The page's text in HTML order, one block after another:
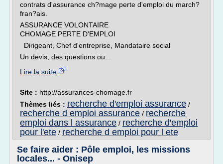
contrats d'assurance ch?mage perte d'emploi du march?
fran?ais.
ASSURANCE VOLONTAIRE
CHOMAGE PERTE D'EMPLOI
Dirigeant, Chef d'entreprise, Mandataire social
Un devis, des questions ou...
Lire la suite
Site : http://assurances-chomage.fr
Thèmes liés : recherche d'emploi assurance /
recherche d emploi assurance / recherche
emploi dans l assurance / recherche d'emploi
pour l'ete / recherche d emploi pour l ete
Se faire aider : Pôle emploi, les missions
locales... - Onisep